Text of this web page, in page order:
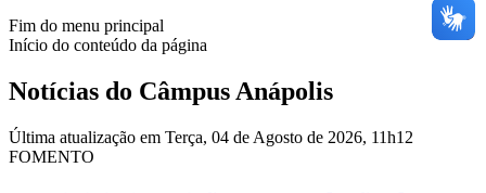
Fim do menu principal
Início do conteúdo da página
Notícias do Câmpus Anápolis
Última atualização em Terça, 04 de Agosto de 2026, 11h12
FOMENTO